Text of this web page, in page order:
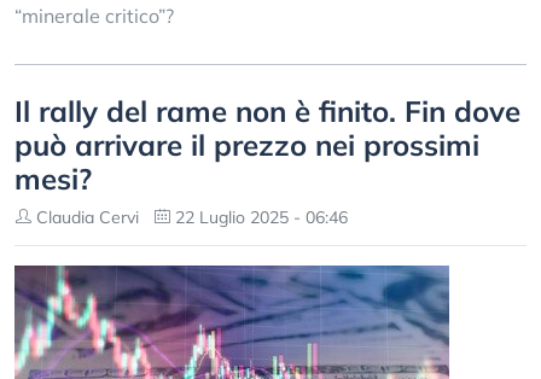
“minerale critico”?
Il rally del rame non è finito. Fin dove
può arrivare il prezzo nei prossimi
mesi?
Claudia Cervi 22 Luglio 2025 - 06:46